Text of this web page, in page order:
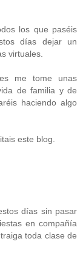
los que paséis
días dejar un
virtuales.
me tome unas
de familia y de
haciendo algo
este blog.
días sin pasar
en compañía
toda clase de